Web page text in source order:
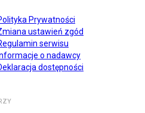
Prywatności
ustawień zgód
serwisu
o nadawcy
dostępności